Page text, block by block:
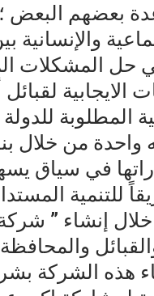
بعضهم
والإنسانية
حل المشكلات
الايجابية
المطلوبة
واحدة من
في سياق
للتنمية
إنشاء ”
هذه الشركة